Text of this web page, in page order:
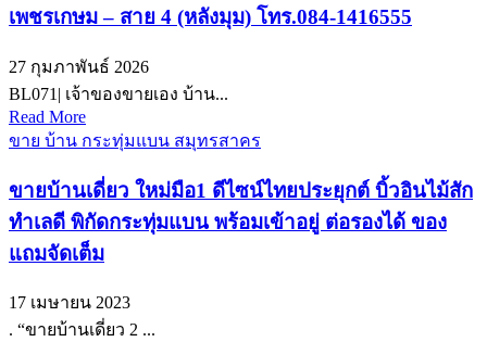
เพชรเกษม – สาย 4 (หลังมุม) โทร.084-1416555
27 กุมภาพันธ์ 2026
BL071| เจ้าของขายเอง บ้าน...
Read More
ขาย บ้าน กระทุ่มแบน สมุทรสาคร
ขายบ้านเดี่ยว ใหม่มือ1 ดีไซน์ไทยประยุกต์ บิ้วอินไม้สัก
ทำเลดี พิกัดกระทุ่มแบน พร้อมเข้าอยู่ ต่อรองได้ ของ
แถมจัดเต็ม
17 เมษายน 2023
. “ขายบ้านเดี่ยว 2 ...